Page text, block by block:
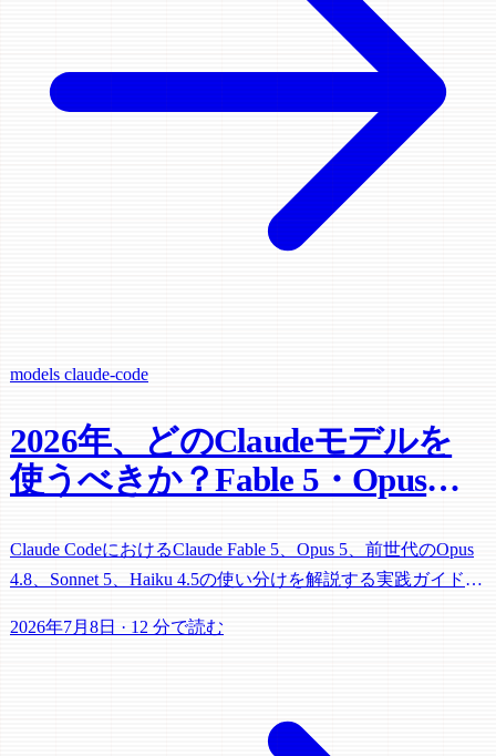
models claude-code
2026年、どのClaudeモデルを
使うべきか？Fable 5・Opus
Claude CodeにおけるClaude Fable 5、Opus 5、前世代のOpus
4.8、Sonnet 5、Haiku 4.5の使い分けを解説する実践ガイド。
2026年7月8日 · 12 分で読む